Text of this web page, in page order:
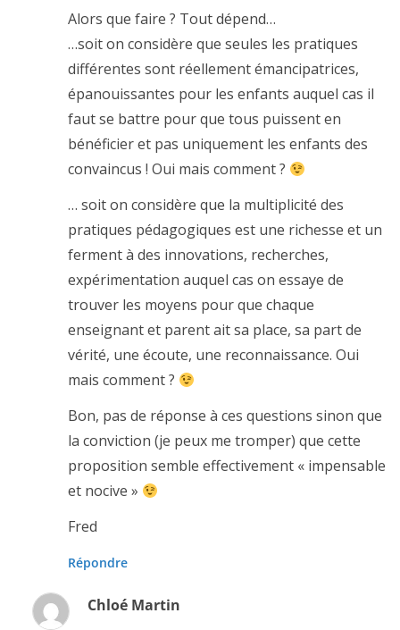
Alors que faire ? Tout dépend…
…soit on considère que seules les pratiques
différentes sont réellement émancipatrices,
épanouissantes pour les enfants auquel cas il
faut se battre pour que tous puissent en
bénéficier et pas uniquement les enfants des
convaincus ! Oui mais comment ?
… soit on considère que la multiplicité des
pratiques pédagogiques est une richesse et un
ferment à des innovations, recherches,
expérimentation auquel cas on essaye de
trouver les moyens pour que chaque
enseignant et parent ait sa place, sa part de
vérité, une écoute, une reconnaissance. Oui
mais comment ?
Bon, pas de réponse à ces questions sinon que
la conviction (je peux me tromper) que cette
proposition semble effectivement « impensable
et nocive »
Fred
Répondre
Chloé Martin